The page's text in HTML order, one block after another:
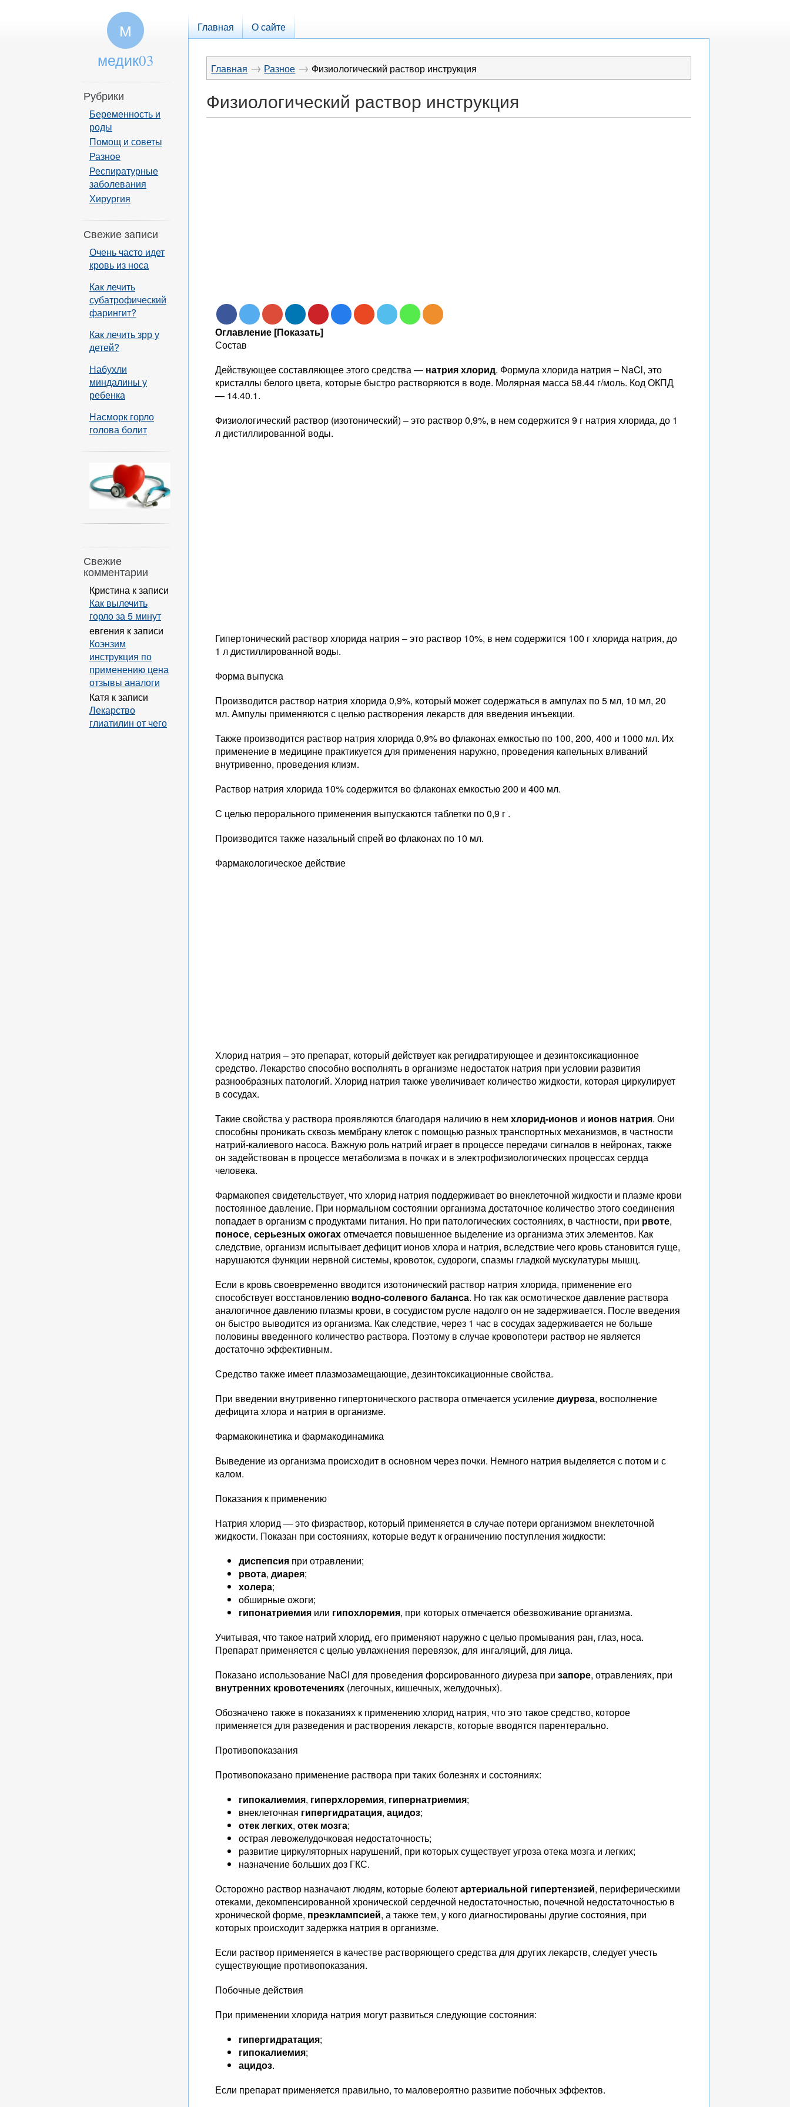
Главная О сайте
Главная → Разное → Физиологический раствор инструкция
Физиологический раствор инструкция
Оглавление [Показать]
Состав
Действующее составляющее этого средства — натрия хлорид. Формула хлорида натрия – NaCl, это
кристаллы белого цвета, которые быстро растворяются в воде. Молярная масса 58.44 г/моль. Код ОКПД
— 14.40.1.
Физиологический раствор (изотонический) – это раствор 0,9%, в нем содержится 9 г натрия хлорида, до 1
л дистиллированной воды.
Гипертонический раствор хлорида натрия – это раствор 10%, в нем содержится 100 г хлорида натрия, до
1 л дистиллированной воды.
Форма выпуска
Производится раствор натрия хлорида 0,9%, который может содержаться в ампулах по 5 мл, 10 мл, 20
мл. Ампулы применяются с целью растворения лекарств для введения инъекции.
Также производится раствор натрия хлорида 0,9% во флаконах емкостью по 100, 200, 400 и 1000 мл. Их
применение в медицине практикуется для применения наружно, проведения капельных вливаний
внутривенно, проведения клизм.
Раствор натрия хлорида 10% содержится во флаконах емкостью 200 и 400 мл.
С целью перорального применения выпускаются таблетки по 0,9 г .
Производится также назальный спрей во флаконах по 10 мл.
Фармакологическое действие
Хлорид натрия – это препарат, который действует как регидратирующее и дезинтоксикационное
средство. Лекарство способно восполнять в организме недостаток натрия при условии развития
разнообразных патологий. Хлорид натрия также увеличивает количество жидкости, которая циркулирует
в сосудах.
Такие свойства у раствора проявляются благодаря наличию в немхлорид-ионов и ионов натрия. Они
способны проникать сквозь мембрану клеток с помощью разных транспортных механизмов, в частности
натрий-калиевого насоса. Важную роль натрий играет в процессе передачи сигналов в нейронах, также
он задействован в процессе метаболизма в почках и в электрофизиологических процессах сердца
человека.
Фармакопея свидетельствует, что хлорид натрия поддерживает во внеклеточной жидкости и плазме крови
постоянное давление. При нормальном состоянии организма достаточное количество этого соединения
попадает в организм с продуктами питания. Но при патологических состояниях, в частности, при рвоте,
поносе,серьезных ожогахотмечается повышенное выделение из организма этих элементов. Как
следствие, организм испытывает дефицит ионов хлора и натрия, вследствие чего кровь становится гуще,
нарушаются функции нервной системы, кровоток, судороги, спазмы гладкой мускулатуры мышц.
Если в кровь своевременно вводится изотонический раствор натрия хлорида, применение его
способствует восстановлению водно-солевого баланса. Но так как осмотическое давление раствора
аналогичное давлению плазмы крови, в сосудистом русле надолго он не задерживается. После введения
он быстро выводится из организма. Как следствие, через 1 час в сосудах задерживается не больше
половины введенного количество раствора. Поэтому в случае кровопотери раствор не является
достаточно эффективным.
Средство также имеет плазмозамещающие, дезинтоксикационные свойства.
При введении внутривенно гипертонического раствора отмечается усилениедиуреза, восполнение
дефицита хлора и натрия в организме.
Фармакокинетика и фармакодинамика
Выведение из организма происходит в основном через почки. Немного натрия выделяется с потом и с
калом.
Показания к применению
Натрия хлорид — это физраствор, который применяется в случае потери организмом внеклеточной
жидкости. Показан при состояниях, которые ведут к ограничению поступления жидкости:
диспепсия при отравлении;
рвота,диарея;
холера;
обширные ожоги;
гипонатриемия или гипохлоремия, при которых отмечается обезвоживание организма.
Учитывая, что такое натрий хлорид, его применяют наружно с целью промывания ран, глаз, носа.
Препарат применяется с целью увлажнения перевязок, для ингаляций, для лица.
Показано использование NaCl для проведения форсированного диуреза призапоре, отравлениях, при
внутренних кровотечениях (легочных, кишечных, желудочных).
Обозначено также в показаниях к применению хлорид натрия, что это такое средство, которое
применяется для разведения и растворения лекарств, которые вводятся парентерально.
Противопоказания
Противопоказано применение раствора при таких болезнях и состояниях:
гипокалиемия, гиперхлоремия, гипернатриемия;
внеклеточная гипергидратация,ацидоз;
отек легких,отек мозга;
острая левожелудочковая недостаточность;
развитие циркуляторных нарушений, при которых существует угроза отека мозга и легких;
назначение больших доз ГКС.
Осторожно раствор назначают людям, которые болеютартериальной гипертензией, периферическими
отеками, декомпенсированной хронической сердечной недостаточностью, почечной недостаточностью в
хронической форме, преэклампсией, а также тем, у кого диагностированы другие состояния, при
которых происходит задержка натрия в организме.
Если раствор применяется в качестве растворяющего средства для других лекарств, следует учесть
существующие противопоказания.
Побочные действия
При применении хлорида натрия могут развиться следующие состояния:
гипергидратация;
гипокалиемия;
ацидоз.
Если препарат применяется правильно, то маловероятно развитие побочных эффектов.
М
медик03
Рубрики
Беременность и
роды
Помощ и советы
Разное
Респиратурные
заболевания
Хирургия
Свежие записи
Очень часто идет
кровь из носа
Как лечить
субатрофический
фарингит?
Как лечить зрр у
детей?
Набухли
миндалины у
ребенка
Насморк горло
голова болит
Свежие
комментарии
Кристина к записи
Как вылечить
горло за 5 минут
евгения к записи
Коэнзим
инструкция по
применению цена
отзывы аналоги
Катя к записи
Лекарство
глиатилин от чего